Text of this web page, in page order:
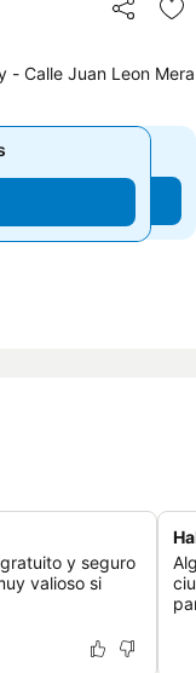
Compartir
- Calle Juan Leon Mera
y seguro
valioso si